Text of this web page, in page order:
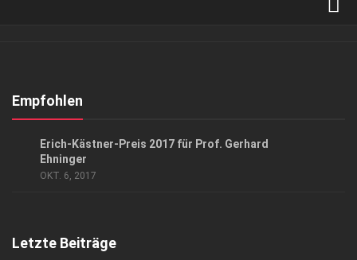
Kontakt, Impressum
Empfohlen
Erich-Kästner-Preis 2017 für Prof. Gerhard
Ehninger
OKT. 6, 2017
Letzte Beiträge